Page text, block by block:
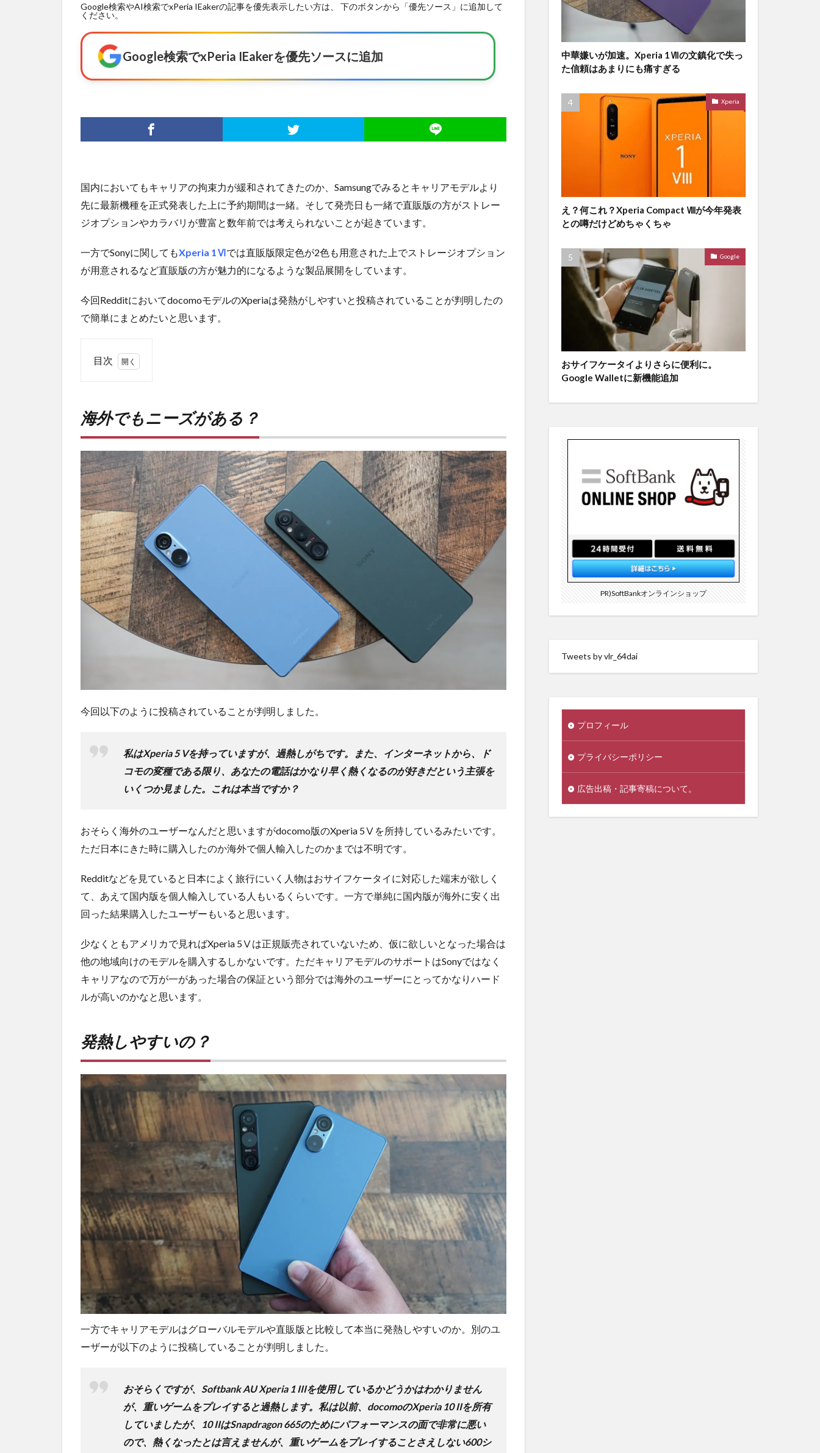
Google検索やAI検索でxPeria IEakerの記事を優先表示したい方は、 下のボタンから「優先ソース」に追加して
ください。
Google検索でxPeria IEakerを優先ソースに追加
国内においてもキャリアの拘束力が緩和されてきたのか、Samsungでみるとキャリアモデルより
先に最新機種を正式発表した上に予約期間は一緒。そして発売日も一緒で直販版の方がストレー
ジオプションやカラバリが豊富と数年前では考えられないことが起きています。
一方でSonyに関してもXperia 1Ⅵでは直販版限定色が2色も用意された上でストレージオプション
が用意されるなど直販版の方が魅力的になるような製品展開をしています。
今回RedditにおいてdocomoモデルのXperiaは発熱がしやすいと投稿されていることが判明したの
で簡単にまとめたいと思います。
目次
ニー
る？
2
発熱
しや
すい
の？
3
PR)
購入
は待
ち時
間不
プが
おす
す
海外でもニーズがある？
今回以下のように投稿されていることが判明しました。
私はXperia 5 Vを持っていますが、過熱しがちです。また、インターネットから、ド
コモの変種である限り、あなたの電話はかなり早く熱くなるのが好きだという主張を
いくつか見ました。これは本当ですか？
おそらく海外のユーザーなんだと思いますがdocomo版のXperia 5Ⅴを所持しているみたいです。
ただ日本にきた時に購入したのか海外で個人輸入したのかまでは不明です。
Redditなどを見ていると日本によく旅行にいく人物はおサイフケータイに対応した端末が欲しく
て、あえて国内版を個人輸入している人もいるくらいです。一方で単純に国内版が海外に安く出
回った結果購入したユーザーもいると思います。
少なくともアメリカで見ればXperia 5Ⅴは正規販売されていないため、仮に欲しいとなった場合は
他の地域向けのモデルを購入するしかないです。ただキャリアモデルのサポートはSonyではなく
キャリアなので万が一があった場合の保証という部分では海外のユーザーにとってかなりハード
ルが高いのかなと思います。
発熱しやすいの？
一方でキャリアモデルはグローバルモデルや直販版と比較して本当に発熱しやすいのか。別のユ
ーザーが以下のように投稿していることが判明しました。
おそらくですが、Softbank AU Xperia 1 IIIを使用しているかどうかはわかりません
が、重いゲームをプレイすると過熱します。私は以前、docomoのXperia 10 IIを所有
していましたが、10 IIはSnapdragon 665のためにパフォーマンスの面で非常に悪い
ので、熱くなったとは言えませんが、重いゲームをプレイすることさえしない600シ
中華嫌いが加速。Xperia 1Ⅶの文鎮化で失っ
た信頼はあまりにも痛すぎる
Xperia
え？何これ？Xperia Compact Ⅷが今年発表
との噂だけどめちゃくちゃ
Google
おサイフケータイよりさらに便利に。
Google Walletに新機能追加
PR)SoftBankオンラインショップ
Tweets by vlr_64dai
プロフィール
プライバシーポリシー
広告出稿・記事寄稿について。